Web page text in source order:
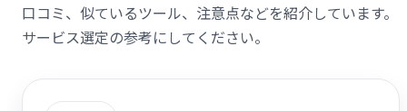
口コミ、似ているツール、注意点などを紹介しています。
サービス選定の参考にしてください。